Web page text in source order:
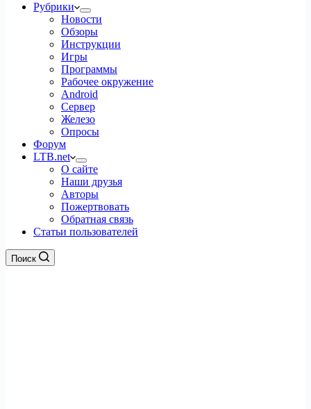
Рубрики
Новости
Обзоры
Инструкции
Игры
Программы
Рабочее окружение
Android
Сервер
Железо
Опросы
Форум
LTB.net
О сайте
Наши друзья
Авторы
Пожертвовать
Обратная связь
Статьи пользователей
Поиск